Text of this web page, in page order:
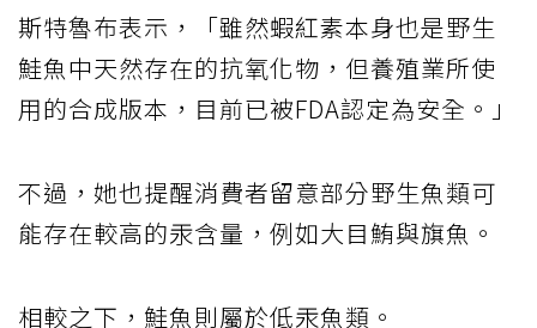
斯特魯布表示，「雖然蝦紅素本身也是野生
鮭魚中天然存在的抗氧化物，但養殖業所使
用的合成版本，目前已被FDA認定為安全。」
不過，她也提醒消費者留意部分野生魚類可
能存在較高的汞含量，例如大目鮪與旗魚。
相較之下，鮭魚則屬於低汞魚類。